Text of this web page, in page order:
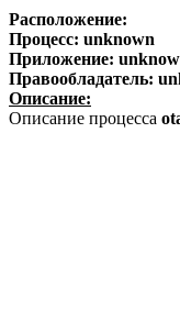
Расположение:
Процесс: unknown
Приложение:
Правообладатель:
Описание:
Описание процесса